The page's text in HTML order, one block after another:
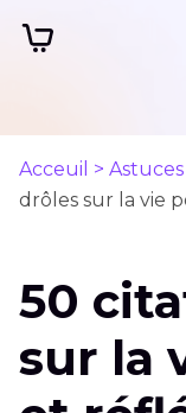
Acceuil >
drôles sur la vie
50
sur la